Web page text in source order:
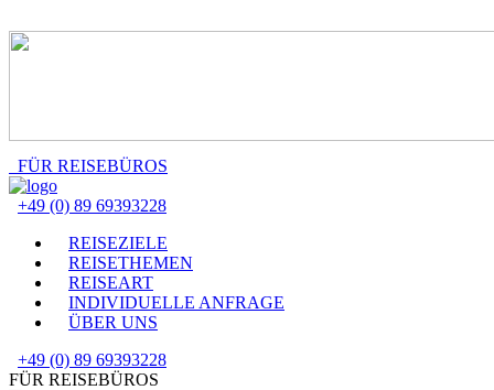
FÜR REISEBÜROS
+49 (0) 89 69393228
REISEZIELE
REISETHEMEN
REISEART
INDIVIDUELLE ANFRAGE
ÜBER UNS
+49 (0) 89 69393228
FÜR REISEBÜROS